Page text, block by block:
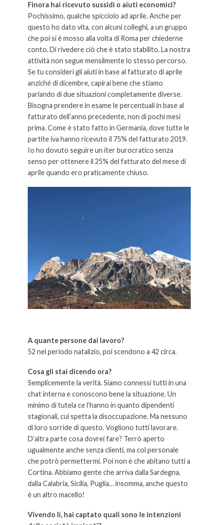
Finora hai ricevuto sussidi o aiuti economici?
Pochissimo, qualche spicciolo ad aprile. Anche per
questo ho dato vita, con alcuni colleghi, a un gruppo
che poi si è mosso alla volta di Roma per chiederne
conto. Di rivedere ciò che è stato stabilito. La nostra
attività non segue mensilmente lo stesso percorso.
Se tu consideri gli aiuti in base al fatturato di aprile
anziché di dicembre, capirai bene che stiamo
parlando di due situazioni completamente diverse.
Bisogna prendere in esame le percentuali in base al
fatturato dell’anno precedente, non di pochi mesi
prima. Come è stato fatto in Germania, dove tutte le
partite iva hanno ricevuto il 75% del fatturato 2019.
Io ho dovuto seguire un iter burocratico senza
senso per ottenere il 25% del fatturato del mese di
aprile quando ero praticamente chiuso.
A quante persone dai lavoro?
52 nel periodo natalizio, poi scendono a 42 circa.
Cosa gli stai dicendo ora?
Semplicemente la verità. Siamo connessi tutti in una
chat interna e conoscono bene la situazione. Un
minimo di tutela ce l’hanno in quanto dipendenti
stagionali, cui spetta la disoccupazione. Ma nessuno
di loro sorride di questo. Vogliono tutti lavorare.
D’altra parte cosa dovrei fare? Terrò aperto
ugualmente anche senza clienti, ma col personale
che potrò permettermi. Poi non è che abitano tutti a
Cortina. Abbiamo gente che arriva dalla Sardegna,
dalla Calabria, Sicilia, Puglia… insomma, anche questo
è un altro macello!
Vivendo lì, hai captato quali sono le intenzioni